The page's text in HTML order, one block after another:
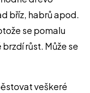
bříz, habrů apod.
se pomalu
růst. Může se
veškeré